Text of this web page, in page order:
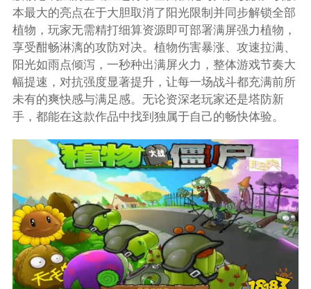
本最大的亮点在于大胆取消了阳光限制并同步解锁全部
植物，玩家无需精打细算资源即可部署满屏强力植物，
享受酣畅淋漓的攻防对决。植物伤害暴涨、攻速拉满、
阳光如雨点倾泻，一秒种出满屏火力，整体游戏节奏大
幅提速，对抗强度显著提升，让每一场战斗都充满前所
未有的爽快感与满足感。无论资深老玩家还是塔防新
手，都能在这款作品中找到独属于自己的畅快体验。